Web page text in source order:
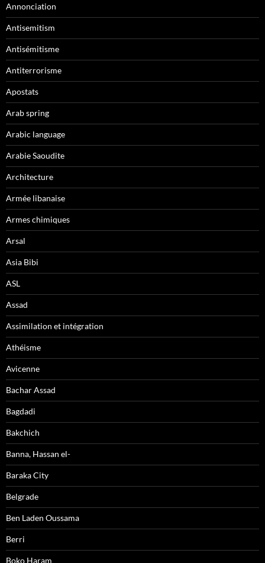
Annonciation
Antisemitism
Antisémitisme
Antiterrorisme
Apostats
Arab spring
Arabic language
Arabie Saoudite
Architecture
Armée libanaise
Armes chimiques
Arsal
Asia Bibi
ASL
Assad
Assimilation et intégration
Athéisme
Avicenne
Bachar Assad
Bagdadi
Bakchich
Banna, Hassan el-
Baraka City
Belgrade
Ben Laden Oussama
Berri
Boko Haram